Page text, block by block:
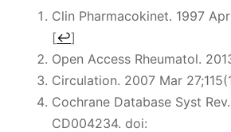
Clin Pharmacokinet. 1997
[↩]
Open Access Rheumatol.
Circulation. 2007 Mar
Cochrane Database Syst
CD004234. doi: